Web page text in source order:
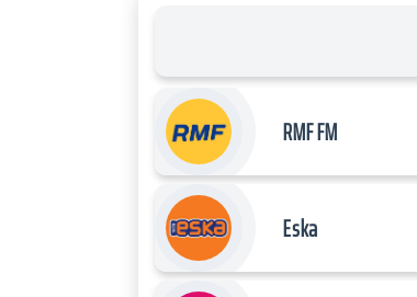
Webdesign
Dexheim
and
FULL
SERVICE
ONLINE
AGENTUR
MAINZ
RMF FM
Eska